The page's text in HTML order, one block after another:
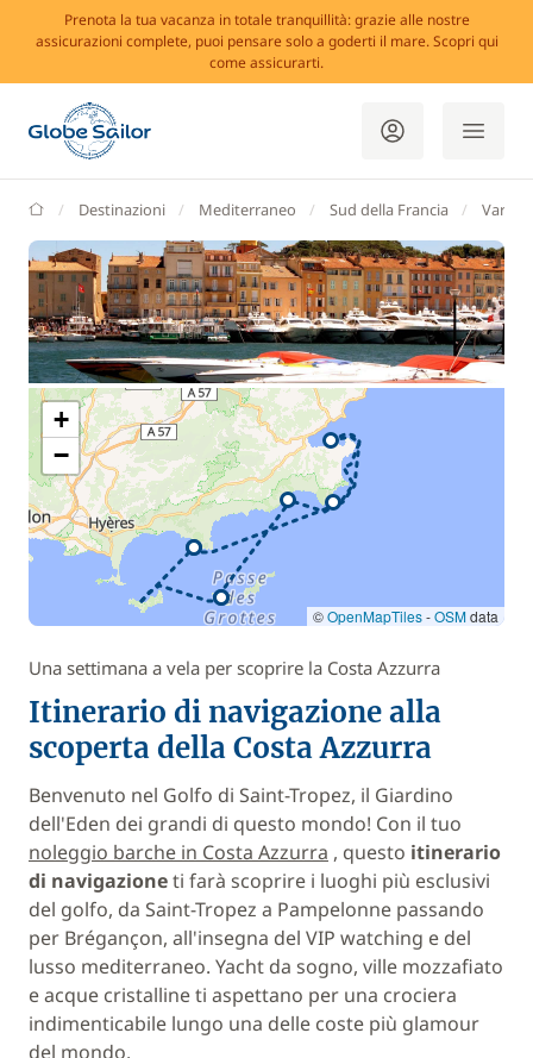
Prenota la tua vacanza in totale tranquillità: grazie alle nostre
assicurazioni complete, puoi pensare solo a goderti il mare. Scopri qui
come assicurarti.
GlobeSailor
Destinazioni Mediterraneo Sud della Francia Var
+
−
©OpenMapTiles-OSMdata
Una settimana a vela per scoprire la Costa Azzurra
Itinerario di navigazione alla
scoperta della Costa Azzurra
Benvenuto nel Golfo di Saint-Tropez, il Giardino
dell'Eden dei grandi di questo mondo! Con il tuo
noleggio barche in Costa Azzurra , questo itinerario
di navigazioneti farà scoprire i luoghi più esclusivi
del golfo, da Saint-Tropez a Pampelonne passando
per Brégançon, all'insegna del VIP watching e del
lusso mediterraneo. Yacht da sogno, ville mozzafiato
e acque cristalline ti aspettano per una crociera
indimenticabile lungo una delle coste più glamour
del mondo.